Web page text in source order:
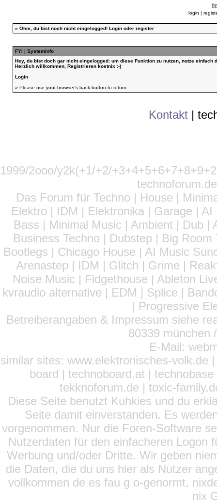
login |
» Öhm, du bist noch nicht eingelogged! Loginoder register
FYI | SystemInfo
Hey, du bist doch gar nicht eingelogged: um diese Funktion zu nutzen, nutze
Herzlich willkommen, Registrieren kostnix :-)
Login
» Please use your browser's back button to return.
Kontakt |
1999/2ooo/y2k(+1/+2/
Das Forum für Techno | House |
Elektro | IDM | Elektronika | Garage |
Bass | Minimal Music | Ambient | Dub
Business Techno | Dubstep | Big
Bootlegs | Chicago House | AI Music
Arenastep | IDM | Glitch | Grime |
Noise Music | Fidgethouse | Ableton
kvraudio alternative | EDM | Splice |
| Progressive
Betreiberangaben & Impressum siehe
80339 münchen
E-Mail:
similar sites: www.elektronisches-volk.de
board | technoboard.at |
tekknoforum.de | toxic-
Diese Seite benutzt Kuhkies und du
Seite damit einverstanden. Es
vorgenommen. Nur die Foren-Software
Nutzerdaten für den einfacheren Logon
Werbung und/oder Dritte. Wir geben
die Daten, die du uns hier als Nutzer
vollkommen de es fau g o-genormt,
nix